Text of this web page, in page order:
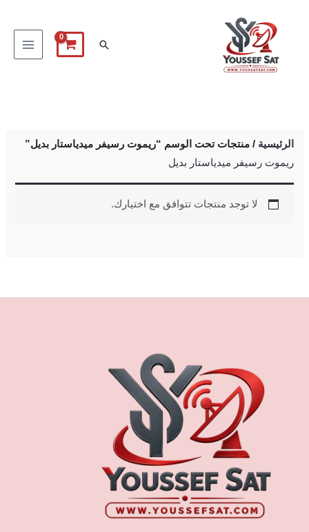
البحث
الرئيسية / منتجات تحت الوسم “ريموت رسيفر ميدياستار بديل”
ريموت رسيفر ميدياستار بديل
لا توجد منتجات تتوافق مع اختيارك.